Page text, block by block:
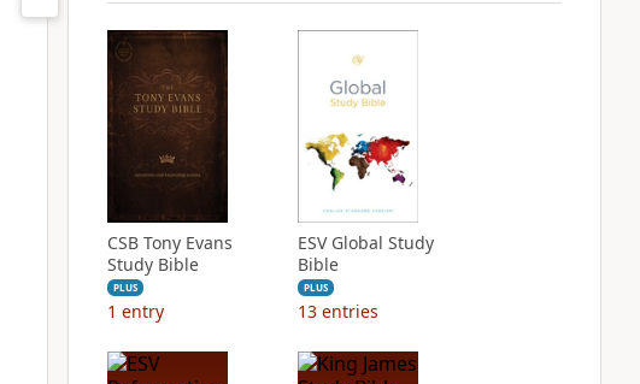
CSB Tony Evans
Study Bible
PLUS
1 entry
ESV Global Study
Bible
PLUS
13 entries